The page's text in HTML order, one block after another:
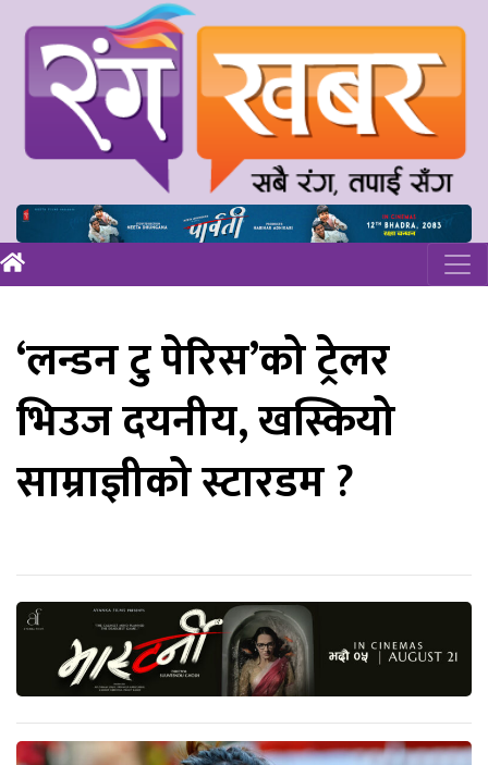
‘लन्डन टु पेरिस’को ट्रेलर
भिउज दयनीय, खस्कियो
साम्राज्ञीको स्टारडम ?